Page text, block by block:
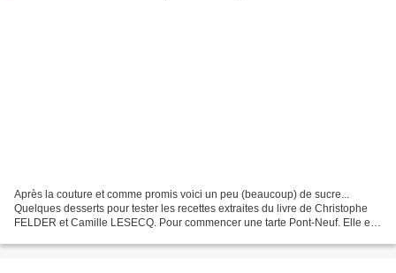
Après la couture et comme promis voici un peu (beaucoup) de sucre...
Quelques desserts pour tester les recettes extraites du livre de Christophe
FELDER et Camille LESECQ. Pour commencer une tarte Pont-Neuf. Elle est